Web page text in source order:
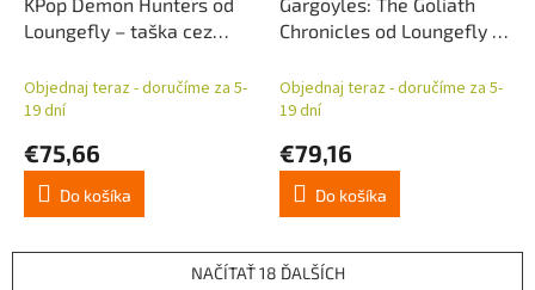
Loungefly – taška cez
Objednaj teraz - doručíme za 5-
19 dní
€75,66
Do košíka
Chronicles od Loungefly –
Objednaj teraz - doručíme za 5-
19 dní
€79,16
Do košíka
NAČÍTAŤ 18 ĎALŠÍCH